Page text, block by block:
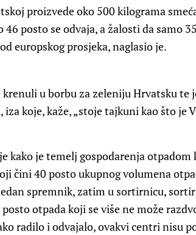
proizvede oko 500 kilograma
posto se odvaja, a žalosti da samo
europskog prosjeka, naglasio je.
u borbu za zeleniju Hrvatsku te
koje, kaže, „stoje tajkuni kao što je
kako je temelj gospodarenja
čini 40 posto ukupnog volumena
spremnik, zatim u sortirnicu,
otpada koji se više ne može
radilo i odvajalo, ovakvi centri nisu